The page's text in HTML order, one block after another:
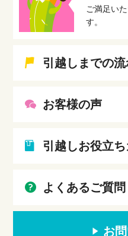
ご満足い
す。
引越しまでの
お客様の声
引越しお役立
よくあるご質問
お